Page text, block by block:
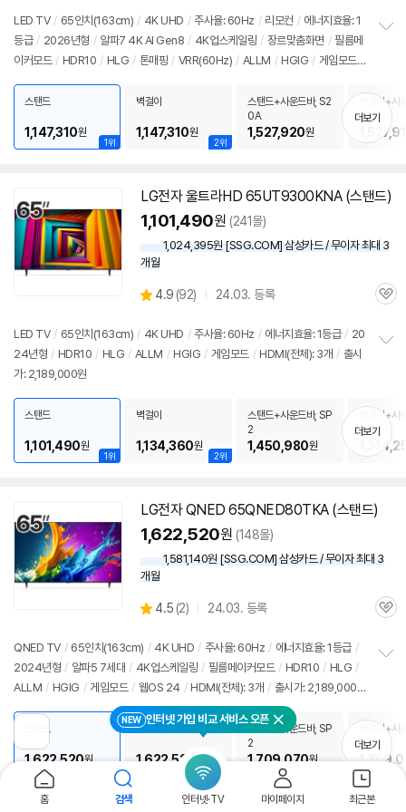
LED TV / 65인치(163cm) / 4K UHD / 주사율: 60Hz / 리모컨 / 에너지효율: 1
등급 / 2026년형 / 알파7 4K AI Gen8 / 4K업스케일링 / 장르맞춤화면 / 필름메
이커모드 / HDR10 / HLG / 톤매핑 / VRR(60Hz) / ALLM / HGIG / 게임모드
치
기
1위
스탠드
1,147,310원
2위
벽걸이
1,147,310원
스탠드+사운드바, S2
0A
1,527,920원
벽걸이+사
0A
더보기
LG전자 울트라HD 65UT9300KNA (스탠드)
1,101,490원 (241몰)
1,024,395원 [SSG.COM] 삼성카드 / 무이자 최대 3
개월
별
4.9 (상
리
뷰
92) 24.03. 등록
관
LED TV / 65인치(163cm) / 4K UHD / 주사율: 60Hz / 에너지효율: 1등급 / 20
24년형 / HDR10 / HLG / ALLM / HGIG / 게임모드 / HDMI(전체): 3개 / 출시
가: 2,189,000원
치
기
1위
스탠드
1,101,490원
2위
벽걸이
1,134,360원
스탠드+사운드바, SP
2
1,450,980원
벽걸이+사
2
더보기
LG전자 QNED 65QNED80TKA (스탠드)
1,622,520원 (148몰)
1,581,140원 [SSG.COM] 삼성카드 / 무이자 최대 3
개월
별
4.5 (상
리
뷰
2) 24.03. 등록
관
QNED TV / 65인치(163cm) / 4K UHD / 주사율: 60Hz / 에너지효율: 1등급 /
2024년형 / 알파5 7세대 / 4K업스케일링 / 필름메이커모드 / HDR10 / HLG /
ALLM / HGIG / 게임모드 / 웹OS 24 / HDMI(전체): 3개 / 출시가: 2,189,000
치
기
스탠드
1,622,520원
1위
벽걸이
1,622,520원
스탠드+사운드바, SP
2
1,709,070원
벽걸이+사
2
더보기
전
페
이
지
NEW 인터넷 가입 비교 서비스 오픈 닫기
홈 검색 인터넷·TV 마이페이지 최근본